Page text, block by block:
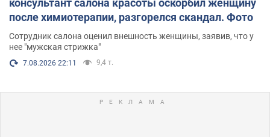
после химиотерапии, разгорелся скандал. Фото
Сотрудник салона оценил внешность женщины, заявив, что у
нее "мужская стрижка"
7.08.2026 22:11 9,4 т.